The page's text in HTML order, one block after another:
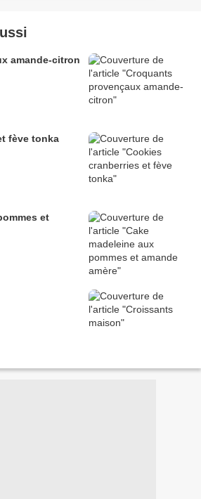
amande-citron
fève tonka
et